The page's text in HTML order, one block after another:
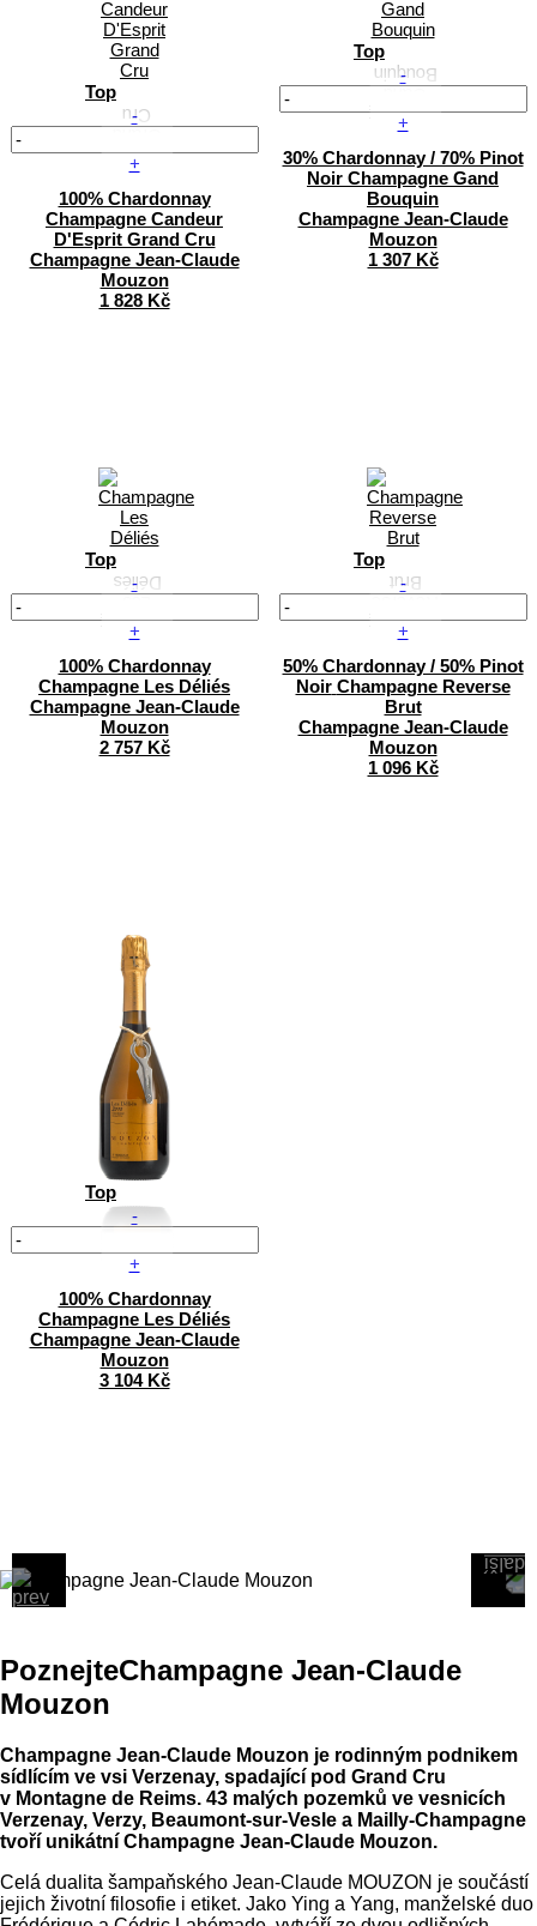
Top
-
+
100% Chardonnay
Champagne Candeur
D'Esprit Grand Cru
Champagne Jean-Claude
Mouzon
1 828 Kč
Top
-
+
30% Chardonnay / 70% Pinot
Noir Champagne Gand
Bouquin
Champagne Jean-Claude
Mouzon
1 307 Kč
Top
-
+
100% Chardonnay
Champagne Les Déliés
Champagne Jean-Claude
Mouzon
2 757 Kč
Top
-
+
50% Chardonnay / 50% Pinot
Noir Champagne Reverse
Brut
Champagne Jean-Claude
Mouzon
1 096 Kč
Top
-
+
100% Chardonnay
Champagne Les Déliés
Champagne Jean-Claude
Mouzon
3 104 Kč
PoznejteChampagne Jean-Claude
Mouzon
Champagne Jean-Claude Mouzon je rodinným podnikem
sídlícím ve vsi Verzenay, spadající pod Grand Cru
v Montagne de Reims. 43 malých pozemků ve vesnicích
Verzenay, Verzy, Beaumont-sur-Vesle a Mailly-Champagne
tvoří unikátní Champagne Jean-Claude Mouzon.
Celá dualita šampaňského Jean-Claude MOUZON je součástí
jejich životní filosofie i etiket. Jako Ying a Yang, manželské duo